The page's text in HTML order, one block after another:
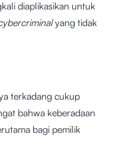
diaplikasikan untuk
yang tidak
terkadang cukup
bahwa keberadaan
bagi pemilik